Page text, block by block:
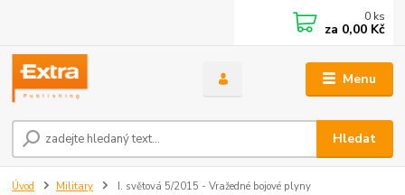
Menu
Hledat
0 ks
za 0,00 Kč
Úvod Military I. světová 5/2015 - Vražedné bojové plyny